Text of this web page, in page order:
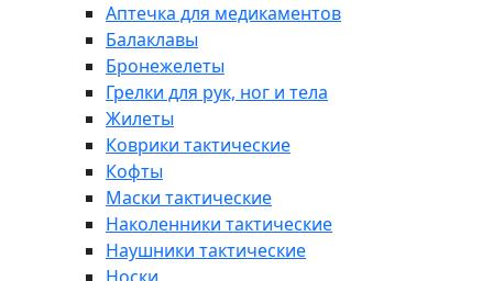
Аптечка для медикаментов
Балаклавы
Бронежелеты
Грелки для рук, ног и тела
Жилеты
Коврики тактические
Кофты
Маски тактические
Наколенники тактические
Наушники тактические